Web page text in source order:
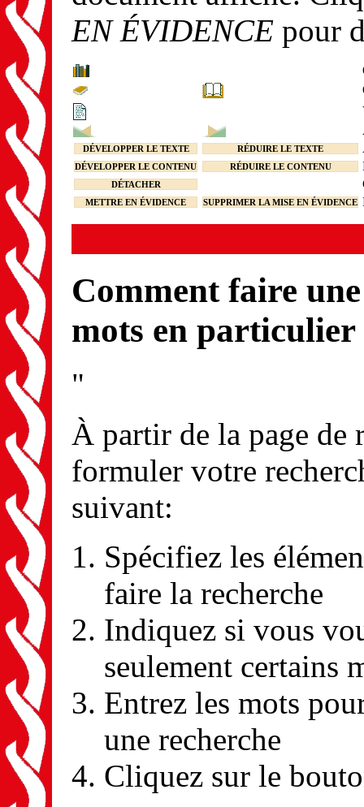
EN ÉVIDENCE pour
DÉVELOPPER LE TEXTE RÉDUIRE LE TEXTE
DÉVELOPPER LE CONTENU RÉDUIRE LE CONTENU
DÉTACHER
METTRE EN ÉVIDENCE SUPPRIMER LA MISE EN ÉVIDENCE
Comment faire
mots en particulier
"
À partir de la page de
formuler votre
suivant:
Spécifiez les
faire la recherche
Indiquez si vous
seulement certains
Entrez les mots
une recherche
Cliquez sur le